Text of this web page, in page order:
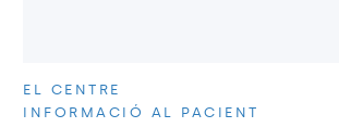
EL CENTRE
INFORMACIÓ AL PACIENT